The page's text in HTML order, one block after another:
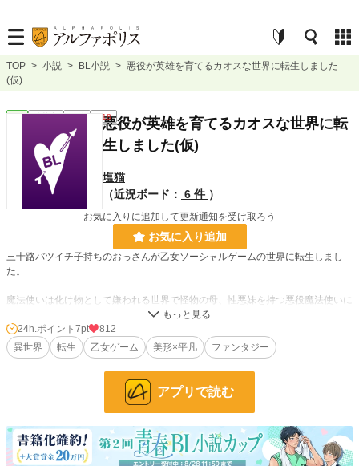
TOP > 小説 > BL小説 > 悪役が英雄を育てるカオスな世界に転生しました
(仮)
BL 連載中 長編 R18
悪役が英雄を育てるカオスな世界に転
生しました(仮)
塩猫
（近況ボード： 6 件 ）
お気に入りに追加して更新通知を受け取ろう
お気に入り追加
三十路バツイチ子持ちのおっさんが乙女ソーシャルゲームの世界に転生しまし
た。
魔法使いは化け物として嫌われる世界で怪物の母、性悪妹を持つ悪役魔法使いに
そしてゲーム一番人気の未来の帝国の国王兼王立騎士団長のカイン(6)に出会
い、育てる事に…
敵対関係にある魔法使いと人間が共存出来るように二人でゲームの未来を変えて
「俺が貴方を助けます、貴方のためなら俺はなんでもします」
「…いや俺、君の敵……じゃなくて君には可愛いゲームの主人公ちゃんが…あ
れ？」
24h.ポイント 7pt
812
異世界
転生 乙女ゲーム 美形×平凡 ファンタジー
アプリで読む